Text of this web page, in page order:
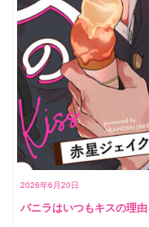
2026年6月20日
バニラはいつもキスの理